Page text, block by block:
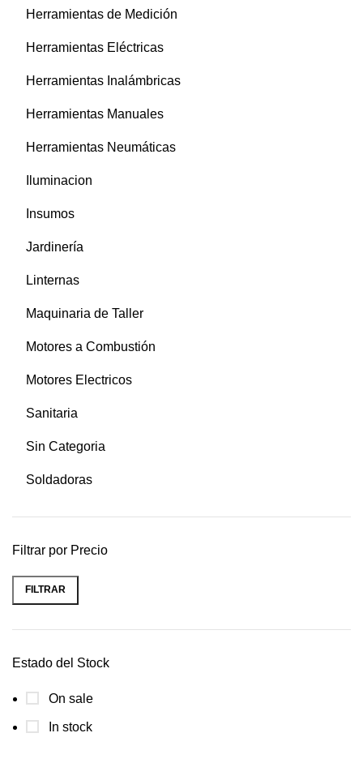
Herramientas de Medición
Herramientas Eléctricas
Herramientas Inalámbricas
Herramientas Manuales
Herramientas Neumáticas
Iluminacion
Insumos
Jardinería
Linternas
Maquinaria de Taller
Motores a Combustión
Motores Electricos
Sanitaria
Sin Categoria
Soldadoras
Filtrar por Precio
FILTRAR
Estado del Stock
On sale
In stock